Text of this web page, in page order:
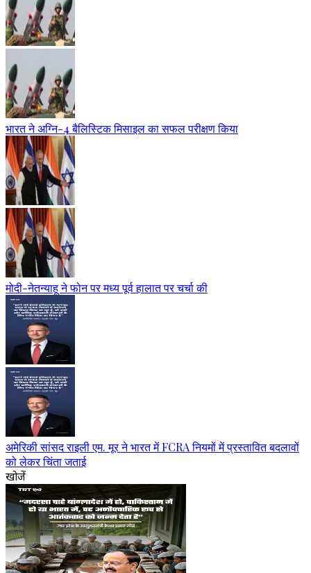
भारत ने अग्नि-4 बैलिस्टिक मिसाइल का सफल परीक्षण किया
मोदी-नेतन्याहू ने फोन पर मध्य पूर्व हालात पर चर्चा की
अमेरिकी सांसद राइली एम. मूर ने भारत में FCRA नियमों में प्रस्तावित बदलावों
को लेकर चिंता जताई
खोजें